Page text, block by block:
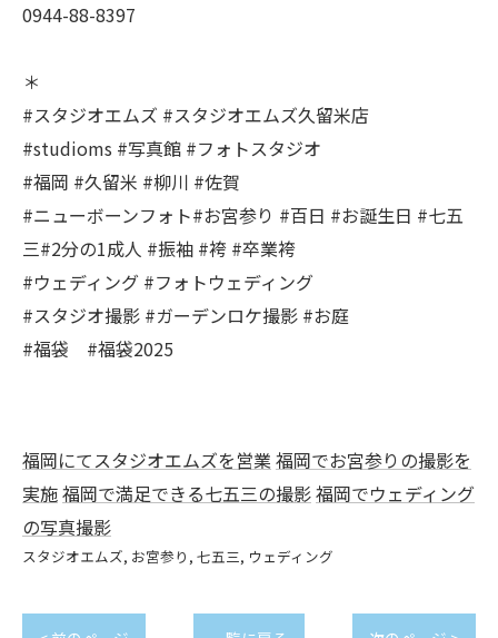
0944-88-8397
＊
#スタジオエムズ #スタジオエムズ久留米店
#studioms #写真館 #フォトスタジオ
#福岡 #久留米 #柳川 #佐賀
#ニューボーンフォト#お宮参り #百日 #お誕生日 #七五
三#2分の1成人 #振袖 #袴 #卒業袴
#ウェディング #フォトウェディング
#スタジオ撮影 #ガーデンロケ撮影 #お庭
#福袋 #福袋2025
福岡にてスタジオエムズを営業 福岡でお宮参りの撮影を
実施福岡で満足できる七五三の撮影福岡でウェディング
の写真撮影
スタジオエムズ お宮参り 七五三 ウェディング